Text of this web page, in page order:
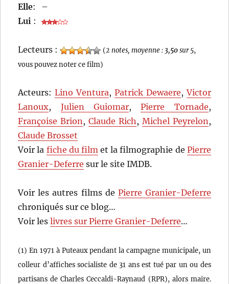
Elle:
–
Lui :
Lecteurs : (2 notes, moyenne : 3,50sur 5,
vous pouvez noter ce film)
Acteurs:Lino Ventura, Patrick Dewaere,Victor
Lanoux, Julien Guiomar,Pierre Tornade,
Françoise Brion,Claude Rich, Michel Peyrelon,
Claude Brosset
Voir la fiche du filmet la filmographie de Pierre
Granier-Deferre sur le site IMDB.
Voir les autres films de Pierre Granier-Deferre
chroniqués sur ce blog…
Voir leslivres sur Pierre Granier-Deferre…
(1) En 1971 à Puteaux pendant la campagne municipale, un
colleur d’affiches socialiste de 31 ans est tué par un ou des
partisans de Charles Ceccaldi-Raynaud (RPR), alors maire.